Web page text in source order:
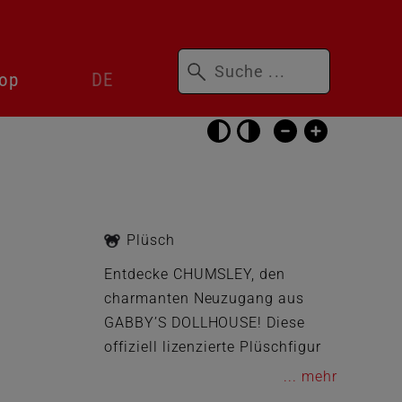
Barrierefrei-
Einstellungen
überspringen
überspringen
DE
Suchbegriffe
Plüsch
Entdecke CHUMSLEY, den
charmanten Neuzugang aus
GABBY’S DOLLHOUSE! Diese
offiziell lizenzierte Plüschfigur
begeistert mit hochwertigem